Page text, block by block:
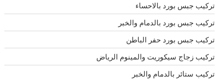
تركيب جبس بورد بالاحساء
تركيب جبس بورد بالدمام والخبر
تركيب جبس بورد حفر الباطن
تركيب زجاج سيكوريت والمينوم الرياض
تركيب ستائر بالدمام والخبر